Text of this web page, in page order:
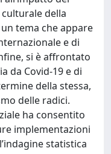
della
tema che appare
e di
si è affrontato
da Covid-19 e di
della stessa,
delle radici.
ha consentito
implementazioni
statistica